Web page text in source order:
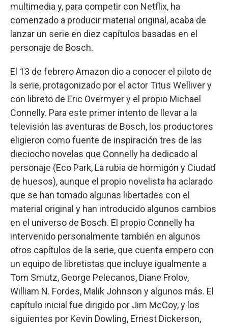
multimedia y, para competir con Netflix, ha
comenzado a producir material original, acaba de
lanzar un serie en diez capítulos basadas en el
personaje de Bosch.
El 13 de febrero Amazon dio a conocer el piloto de
la serie, protagonizado por el actor Titus Welliver y
con libreto de Eric Overmyer y el propio Michael
Connelly. Para este primer intento de llevar a la
televisión las aventuras de Bosch, los productores
eligieron como fuente de inspiración tres de las
dieciocho novelas que Connelly ha dedicado al
personaje (Eco Park, La rubia de hormigón y Ciudad
de huesos), aunque el propio novelista ha aclarado
que se han tomado algunas libertades con el
material original y han introducido algunos cambios
en el universo de Bosch. El propio Connelly ha
intervenido personalmente también en algunos
otros capítulos de la serie, que cuenta empero con
un equipo de libretistas que incluye igualmente a
Tom Smutz, George Pelecanos, Diane Frolov,
William N. Fordes, Malik Johnson y algunos más. El
capítulo inicial fue dirigido por Jim McCoy, y los
siguientes por Kevin Dowling, Ernest Dickerson,